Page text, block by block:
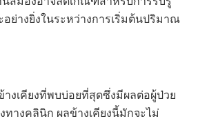
ย่างยิ่งในระหว่างการเริ่มต้นปริมาณ
างเคียงที่พบบ่อยที่สุดซึ่งมีผลต่อผู้ป่วย
ทางคลินิก ผลข้างเคียงนี้มักจะไม่